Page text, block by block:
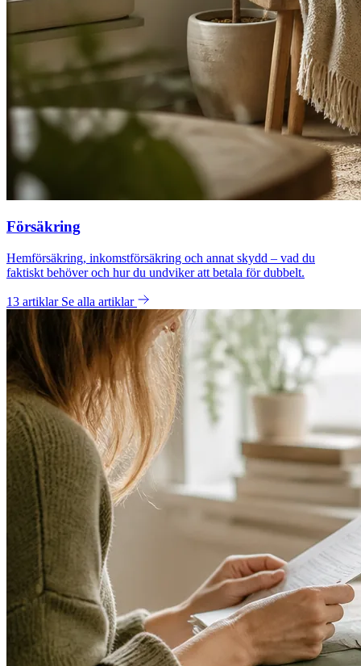
Försäkring
Hemförsäkring, inkomstförsäkring och annat skydd – vad du
faktiskt behöver och hur du undviker att betala för dubbelt.
13 artiklar Se alla artiklar